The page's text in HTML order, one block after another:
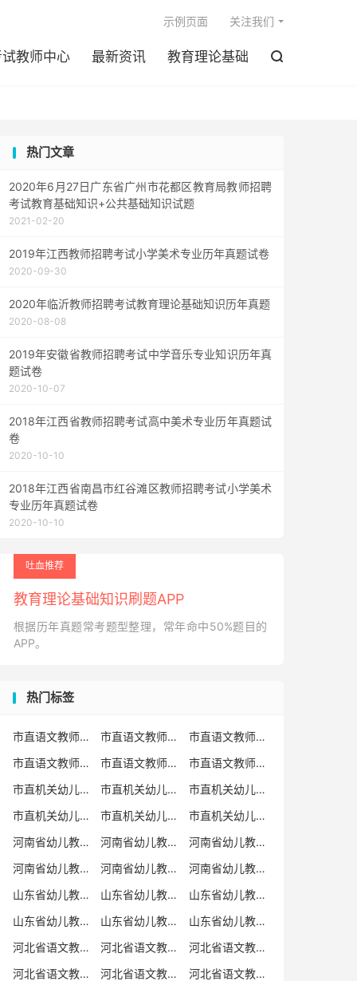
教师中心 最新资讯 教育理论基础 
示例页面 关注我们
热门文章
2020年6月27日广东省广州市花都区教育局教师招聘
考试教育基础知识+公共基础知识试题
2021-02-20
2019年江西教师招聘考试小学美术专业历年真题试卷
2020-09-30
2020年临沂教师招聘考试教育理论基础知识历年真题
2020-08-08
2019年安徽省教师招聘考试中学音乐专业知识历年真
题试卷
2020-10-07
2018年江西省教师招聘考试高中美术专业历年真题试
卷
2020-10-10
2018年江西省南昌市红谷滩区教师招聘考试小学美术
专业历年真题试卷
2020-10-10
吐血推荐
教育理论基础知识刷题APP
根据历年真题常考题型整理，常年命中50%题目的
APP。
热门标签
市直语文教师招聘 市直语文教师招聘考试真题
市直语文教师招聘考试真题卷
市直语文教师编制考试真题
市直语文教师编制考试真题卷
市直语文教师考试
市直机关幼儿教师招聘
市直机关幼儿教师考试
市直机关幼儿教师招聘考试真题
市直机关幼儿教师招聘考试真题卷
市直机关幼儿教师编制考试真题卷
市直机关幼儿教师编制考试真题
河南省幼儿教师招聘
河南省幼儿教师考试
河南省幼儿教师招聘考试真题
河南省幼儿教师招聘考试真题卷
河南省幼儿教师编制考试真题
河南省幼儿教师编制考试真题卷
山东省幼儿教师招聘
山东省幼儿教师考试
山东省幼儿教师招聘考试真题
山东省幼儿教师招聘考试真题卷
山东省幼儿教师编制考试真题
山东省幼儿教师编制考试真题卷
河北省语文教师招聘
河北省语文教师招聘考试真题
河北省语文教师招聘考试真题卷
河北省语文教师编制考试真题
河北省语文教师编制考试真题卷 河北省语文教师考试